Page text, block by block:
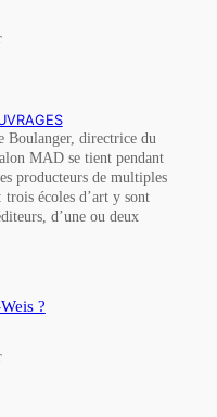
Boulanger, directrice du
MAD se tient pendant
producteurs de multiples
écoles d’art y sont
d’une ou deux
?